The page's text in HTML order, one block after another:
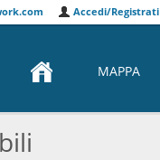
Accedi/Registrati
MAPPA